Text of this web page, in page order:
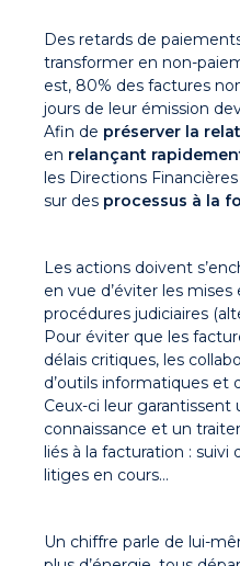
Des retards de
transformer en non-
est, 80% des factures
jours de leur émission
Afin de préserver la
en relançant
les Directions
sur des processus à la
Les actions doivent
en vue d’éviter les
procédures judiciaires
Pour éviter que les
délais critiques, les
d’outils informatiques et
Ceux-ci leur garantissent
connaissance et un
liés à la facturation : suivi
litiges en cours…
Un chiffre parle de lui-